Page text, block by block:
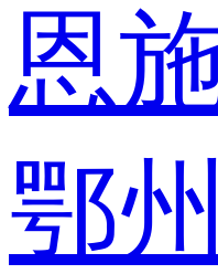
恩
鄂